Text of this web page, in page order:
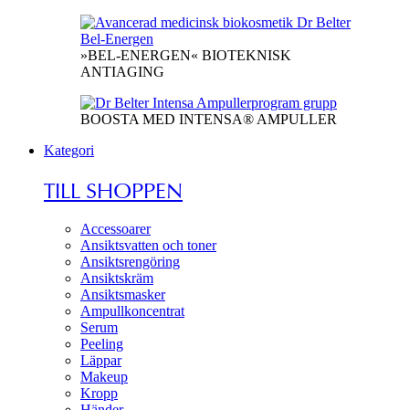
»BEL-ENERGEN« BIOTEKNISK
ANTIAGING
BOOSTA MED INTENSA® AMPULLER
Kategori
TILL SHOPPEN
Accessoarer
Ansiktsvatten och toner
Ansiktsrengöring
Ansiktskräm
Ansiktsmasker
Ampullkoncentrat
Serum
Peeling
Läppar
Makeup
Kropp